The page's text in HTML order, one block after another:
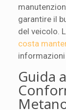
garantire il
del veicolo.
costa
informazioni
Guida